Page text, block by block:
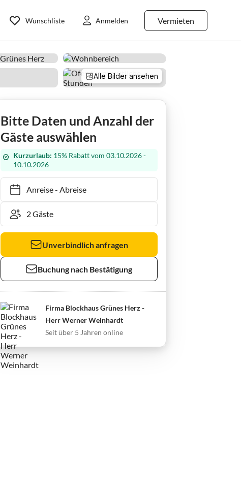
Vermieten
Wunschliste Anmelden
Alle Bilder ansehen
Bitte Daten und Anzahl der
Gäste auswählen
Kurzurlaub: 15% Rabatt vom 03.10.2026 -
10.10.2026
Anreise- Abreise
Unverbindlich anfragen
Buchung nach Bestätigung
Firma Blockhaus Grünes Herz -
Herr Werner Weinhardt
Seit über 5 Jahren online